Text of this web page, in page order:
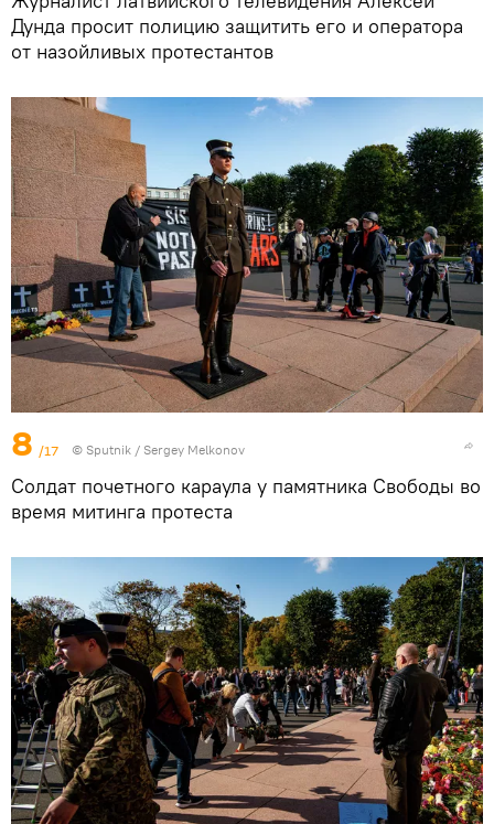
Дунда просит полицию защитить его и оператора
от назойливых протестантов
8 /17 © Sputnik / Sergey Melkonov
Солдат почетного караула у памятника Свободы во
время митинга протеста